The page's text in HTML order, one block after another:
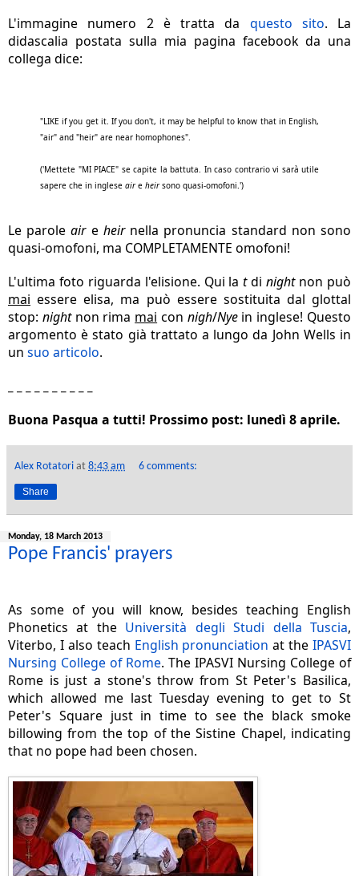
L'immagine numero 2 è tratta da questo sito. La
didascalia postata sulla mia pagina facebook da una
collega dice:
"LIKE if you get it. If you don't, it may be helpful to know that in English,
"air" and "heir" are near homophones".
('Mettete "MI PIACE" se capite la battuta. In caso contrario vi sarà utile
sapere che in inglese aire heirsono quasi-omofoni.')
Le paroleaire heirnella pronuncia standard non sono
quasi-omofoni, ma COMPLETAMENTE omofoni!
L'ultima foto riguarda l'elisione. Qui latdinightnon può
mai essere elisa, ma può essere sostituita dal glottal
stop: nightnon rima mai con nigh/Nyein inglese! Questo
argomento è stato già trattato a lungo da John Wells in
un suo articolo.
Buona Pasqua a tutti! Prossimo post: lunedì 8 aprile.
Alex Rotatori at 8:43 am 6 comments:
Share
Monday, 18 March 2013
Pope Francis' prayers
As some of you will know, besides teaching English
Phonetics at the Università degli Studi della Tuscia,
Viterbo, I also teach English pronunciation at the IPASVI
Nursing College of Rome. The IPASVI Nursing College of
Rome is just a stone's throw from St Peter's Basilica,
which allowed me last Tuesday evening to get to St
Peter's Square just in time to see the black smoke
billowing from the top of the Sistine Chapel, indicating
that no pope had been chosen.